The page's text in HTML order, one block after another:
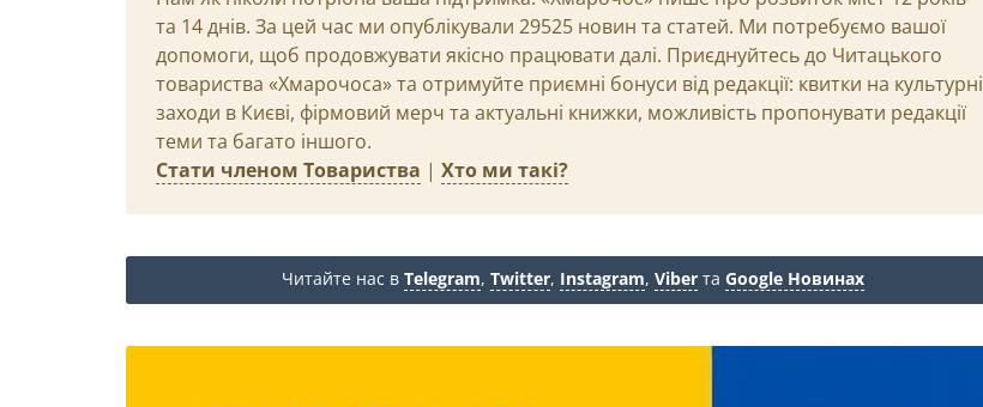
та 14 днів. За цей час ми опублікували 29525 новин та статей. Ми потребуємо вашої
допомоги, щоб продовжувати якісно працювати далі. Приєднуйтесь до Читацького
товариства «Хмарочоса» та отримуйте приємні бонуси від редакції: квитки на культурні
заходи в Києві, фірмовий мерч та актуальні книжки, можливість пропонувати редакції
теми та багато іншого.
Стати членом Товариства | Хто ми такі?
Читайте нас в Telegram, Twitter, Instagram, Viber та Google Новинах